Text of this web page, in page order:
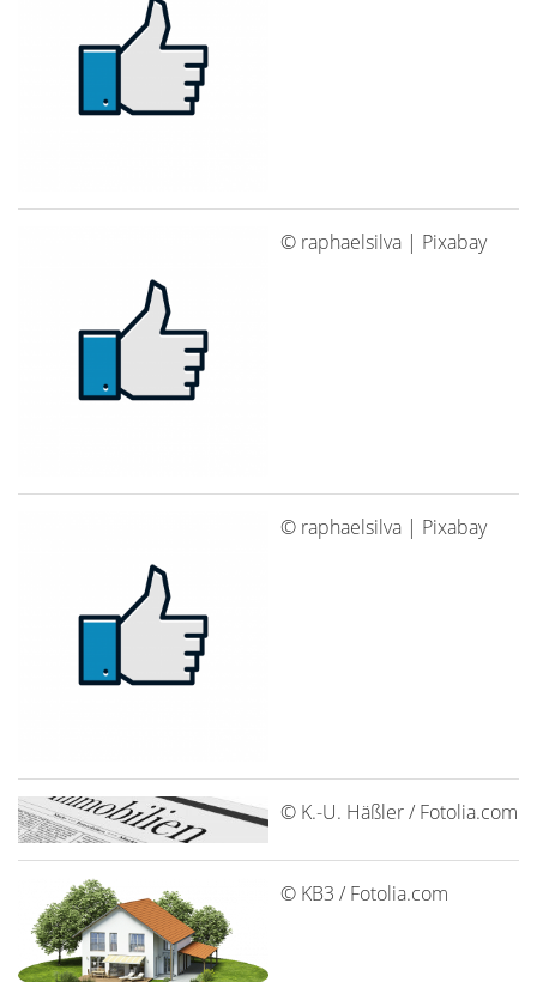
© raphaelsilva | Pixabay
© raphaelsilva | Pixabay
© K.-U. Häßler / Fotolia.com
© KB3 / Fotolia.com